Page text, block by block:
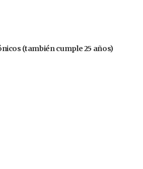
(también cumple 25 años)